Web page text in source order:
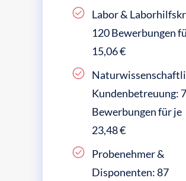
Labor &
120 Bewerbungen
15,06 €
Kundenbetreuung:
Bewerbungen für je
23,48 €
Probenehmer &
Disponenten: 87